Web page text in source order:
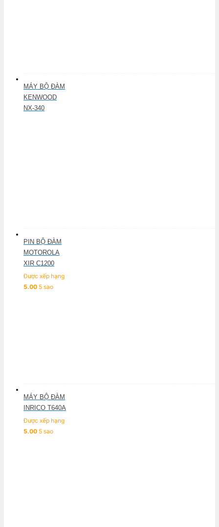
MÁY BỘ ĐÀM
KENWOOD
NX-340
PIN BỘ ĐÀM
MOTOROLA
XIR C1200
Được xếp hạng
5.00 5 sao
MÁY BỘ ĐÀM
INRICO T640A
Được xếp hạng
5.00 5 sao